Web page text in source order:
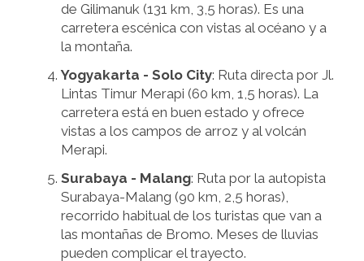
de Gilimanuk (131 km, 3,5 horas). Es una
carretera escénica con vistas al océano y a
la montaña.
Yogyakarta - Solo City: Ruta directa por Jl.
Lintas Timur Merapi (60 km, 1,5 horas). La
carretera está en buen estado y ofrece
vistas a los campos de arroz y al volcán
Merapi.
Surabaya - Malang: Ruta por la autopista
Surabaya-Malang (90 km, 2,5 horas),
recorrido habitual de los turistas que van a
las montañas de Bromo. Meses de lluvias
pueden complicar el trayecto.